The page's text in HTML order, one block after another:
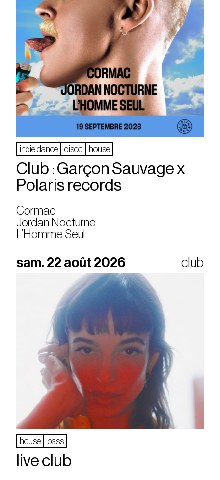
indie dance disco house
Club : Garçon Sauvage x
Polaris records
Cormac
Jordan Nocturne
L’Homme Seul
sam. 22 août 2026 club
house bass
live club